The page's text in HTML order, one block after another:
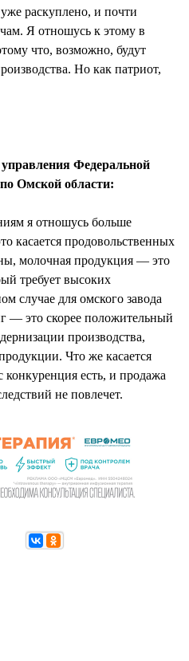
раскуплено, и почти
Я отношусь к этому в
что, возможно, будут
Но как патриот,
управления Федеральной
Омской области:
я отношусь больше
касается продовольственных
молочная продукция — это
требует высоких
случае для омского завода
— это скорее положительный
производства,
Что же касается
конкуренция есть, и продажа
не повлечет.